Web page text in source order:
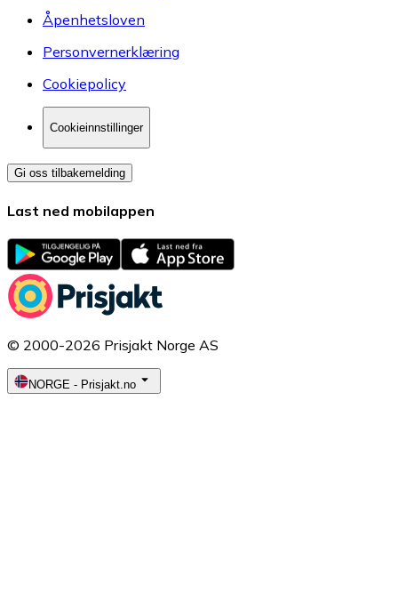
Åpenhetsloven
Personvernerklæring
Cookiepolicy
Cookieinnstillinger
Gi oss tilbakemelding
Last ned mobilappen
© 2000-2026 Prisjakt Norge AS
NORGE - Prisjakt.no